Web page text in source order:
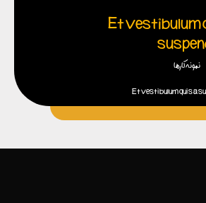
Et vestibulum
نمونه کارها
Et vestibulum quis a